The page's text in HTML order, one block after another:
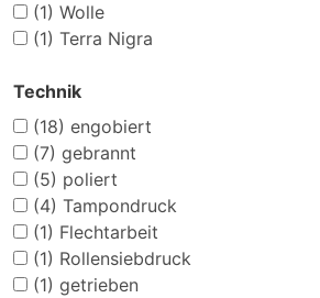
(1) Wolle
(1) Terra Nigra
Technik
(18) engobiert
(7) gebrannt
(5) poliert
(4) Tampondruck
(1) Flechtarbeit
(1) Rollensiebdruck
(1) getrieben